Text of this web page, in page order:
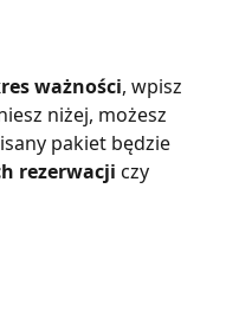
ważności, wpisz
niżej, możesz
pakiet będzie
rezerwacji czy